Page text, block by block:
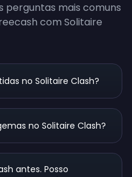
perguntas mais comuns
com Solitaire
no Solitaire Clash?
no Solitaire Clash?
antes. Posso